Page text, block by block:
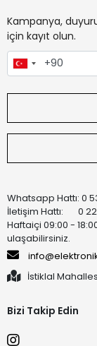
Kampanya,
için kayıt olun.
Whatsapp Hattı: 0
İletişim Hattı: 0
Haftaiçi 09:00 -
ulaşabilirsiniz.
İstiklal
Bizi Takip Edin